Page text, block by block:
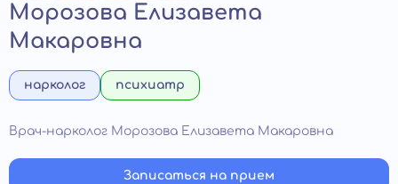
Морозова Елизавета
Макаровна
нарколог психиатр
Врач-нарколог Морозова Елизавета Макаровна
Записаться на прием